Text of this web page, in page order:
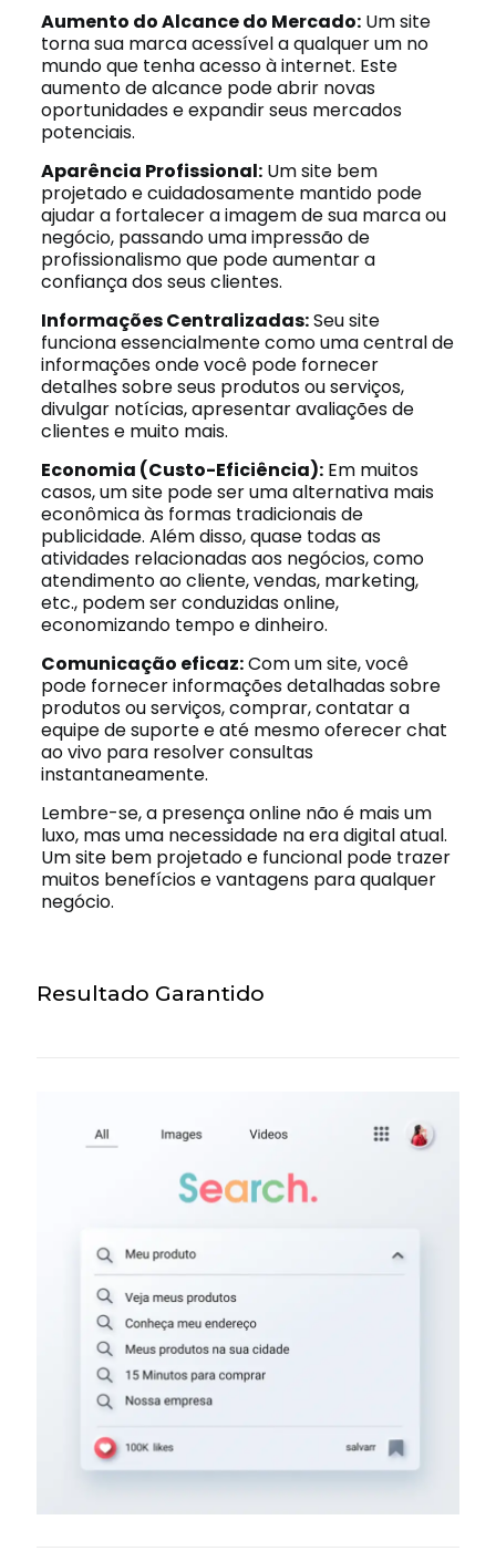
Aumento do Alcance do Mercado:Um site
torna sua marca acessível a qualquer um no
mundo que tenha acesso à internet. Este
aumento de alcance pode abrir novas
oportunidades e expandir seus mercados
potenciais.
Aparência Profissional:Um site bem
projetado e cuidadosamente mantido pode
ajudar a fortalecer a imagem de sua marca ou
negócio, passando uma impressão de
profissionalismo que pode aumentar a
confiança dos seus clientes.
Informações Centralizadas:Seu site
funciona essencialmente como uma central de
informações onde você pode fornecer
detalhes sobre seus produtos ou serviços,
divulgar notícias, apresentar avaliações de
clientes e muito mais.
Economia (Custo-Eficiência):Em muitos
casos, um site pode ser uma alternativa mais
econômica às formas tradicionais de
publicidade. Além disso, quase todas as
atividades relacionadas aos negócios, como
atendimento ao cliente, vendas, marketing,
etc., podem ser conduzidas online,
economizando tempo e dinheiro.
Comunicação eficaz:Com um site, você
pode fornecer informações detalhadas sobre
produtos ou serviços, comprar, contatar a
equipe de suporte e até mesmo oferecer chat
ao vivo para resolver consultas
instantaneamente.
Lembre-se, a presença online não é mais um
luxo, mas uma necessidade na era digital atual.
Um site bem projetado e funcional pode trazer
muitos benefícios e vantagens para qualquer
negócio.
Resultado Garantido